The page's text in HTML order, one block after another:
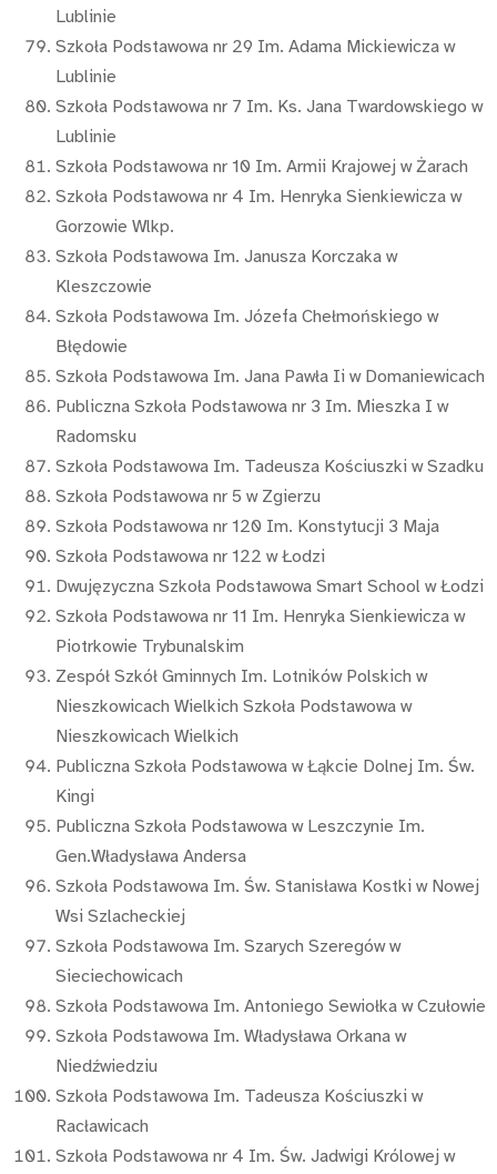
Lublinie
Szkoła Podstawowa nr 29 Im. Adama Mickiewicza w
Lublinie
Szkoła Podstawowa nr 7 Im. Ks. Jana Twardowskiego w
Lublinie
Szkoła Podstawowa nr 10 Im. Armii Krajowej w Żarach
Szkoła Podstawowa nr 4 Im. Henryka Sienkiewicza w
Gorzowie Wlkp.
Szkoła Podstawowa Im. Janusza Korczaka w
Kleszczowie
Szkoła Podstawowa Im. Józefa Chełmońskiego w
Błędowie
Szkoła Podstawowa Im. Jana Pawła Ii w Domaniewicach
Publiczna Szkoła Podstawowa nr 3 Im. Mieszka I w
Radomsku
Szkoła Podstawowa Im. Tadeusza Kościuszki w Szadku
Szkoła Podstawowa nr 5 w Zgierzu
Szkoła Podstawowa nr 120 Im. Konstytucji 3 Maja
Szkoła Podstawowa nr 122 w Łodzi
Dwujęzyczna Szkoła Podstawowa Smart School w Łodzi
Szkoła Podstawowa nr 11 Im. Henryka Sienkiewicza w
Piotrkowie Trybunalskim
Zespół Szkół Gminnych Im. Lotników Polskich w
Nieszkowicach Wielkich Szkoła Podstawowa w
Nieszkowicach Wielkich
Publiczna Szkoła Podstawowa w Łąkcie Dolnej Im. Św.
Kingi
Publiczna Szkoła Podstawowa w Leszczynie Im.
Gen.Władysława Andersa
Szkoła Podstawowa Im. Św. Stanisława Kostki w Nowej
Wsi Szlacheckiej
Szkoła Podstawowa Im. Szarych Szeregów w
Sieciechowicach
Szkoła Podstawowa Im. Antoniego Sewiołka w Czułowie
Szkoła Podstawowa Im. Władysława Orkana w
Niedźwiedziu
Szkoła Podstawowa Im. Tadeusza Kościuszki w
Racławicach
Szkoła Podstawowa nr 4 Im. Św. Jadwigi Królowej w